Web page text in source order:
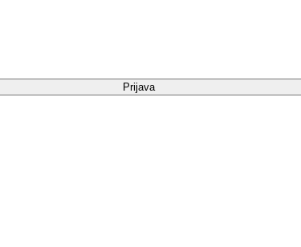
Prijava